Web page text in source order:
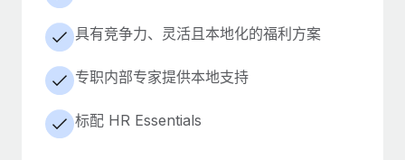
具有竞争力、灵活且本地化的福利方案
专职内部专家提供本地支持
标配 HR Essentials